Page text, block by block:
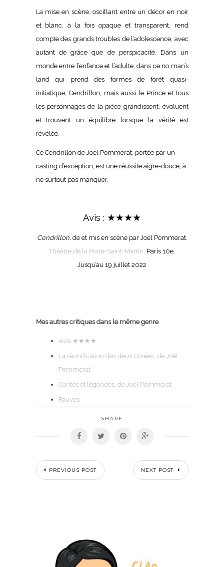
La mise en scène, oscillant entre un décor en noir
et blanc, à la fois opaque et transparent, rend
compte des grands troubles de l’adolescence, avec
autant de grâce que de perspicacité. Dans un
monde entre l’enfance et l’adulte, dans ce no man’s
land qui prend des formes de forêt quasi-
initiatique, Cendrillon, mais aussi le Prince et tous
les personnages de la pièce grandissent, évoluent
et trouvent un équilibre lorsque la vérité est
révélée.
Ce Cendrillon de Joël Pommerat, portée par un
casting d’exception, est une réussite aigre-douce, à
ne surtout pas manquer.
Avis : ★★★★
Cendrillon, de et mis en scène par Joël Pommerat.
Théâtre de la Porte-Saint-Martin, Paris 10e.
Jusqu’au 19 juillet 2022
Mes autres critiques dans le même genre
Avis ★★★★
La réunification des deux Corées, de Joël
Pommerat
Contes et légendes, de Joël Pommerat
Fauves
SHARE
PREVIOUS POST NEXT POST